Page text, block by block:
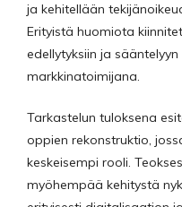
ja kehitellään
Erityistä huomiota
edellytyksiin ja
markkinatoimijana.
Tarkastelun tuloksena
oppien rekonstruk­tio,
keskeisempi rooli.
myöhempää kehitystä